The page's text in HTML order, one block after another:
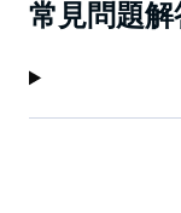
常見問題解